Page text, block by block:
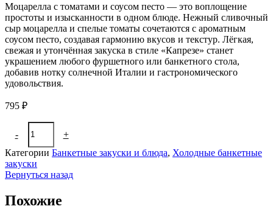
Моцарелла с томатами и соусом песто — это воплощение
простоты и изысканности в одном блюде. Нежный сливочный
сыр моцарелла и спелые томаты сочетаются с ароматным
соусом песто, создавая гармонию вкусов и текстур. Лёгкая,
свежая и утончённая закуска в стиле «Капрезе» станет
украшением любого фуршетного или банкетного стола,
добавив нотку солнечной Италии и гастрономического
удовольствия.
795 ₽
-
Количество
товара
Моцарелла
с
томатами
и
песто
+
Категории Банкетные закуски и блюда, Холодные банкетные
закуски
Вернуться назад
Похожие